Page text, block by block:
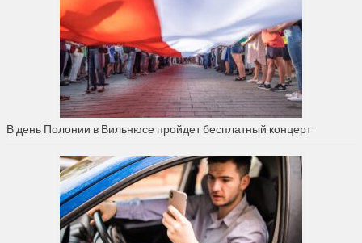
В день Полонии в Вильнюсе пройдет бесплатный концерт